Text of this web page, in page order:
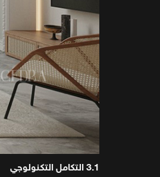
3.1 التكامل التكنولوجي